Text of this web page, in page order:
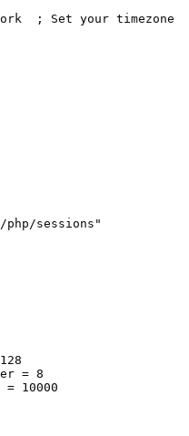
; Set your timezone
sessions"
= 8
10000